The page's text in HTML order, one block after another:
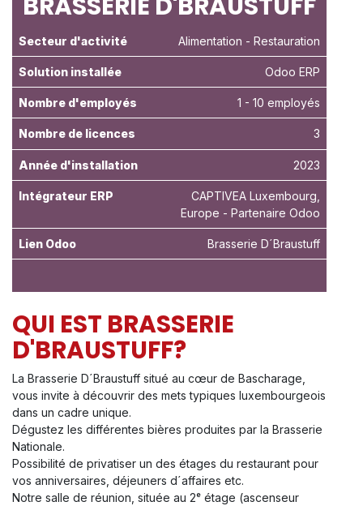
Secteur d'activité Alimentation - Restauration
Solution installée Odoo ERP
Nombre d'employés 1 - 10 employés
Nombre de licences 3
Année d'installation 2023
Intégrateur ERP
CAPTIVEA Luxembourg,
Europe - Partenaire Odoo
Lien Odoo Brasserie D´Braustuff
QUI EST BRASSERIE
D'BRAUSTUFF?
La Brasserie D´Braustuff situé au cœur de Bascharage,
vous invite à découvrir des mets typiques luxembourgeois
dans un cadre unique.
Dégustez les différentes bières produites par la Brasserie
Nationale.
Possibilité de privatiser un des étages du restaurant pour
vos anniversaires, déjeuners d´affaires etc.
Notre salle de réunion, située au 2ᵉ étage (ascenseur